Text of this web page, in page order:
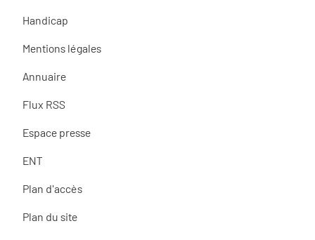
Handicap
Mentions légales
Annuaire
Flux RSS
Espace presse
ENT
Plan d'accès
Plan du site